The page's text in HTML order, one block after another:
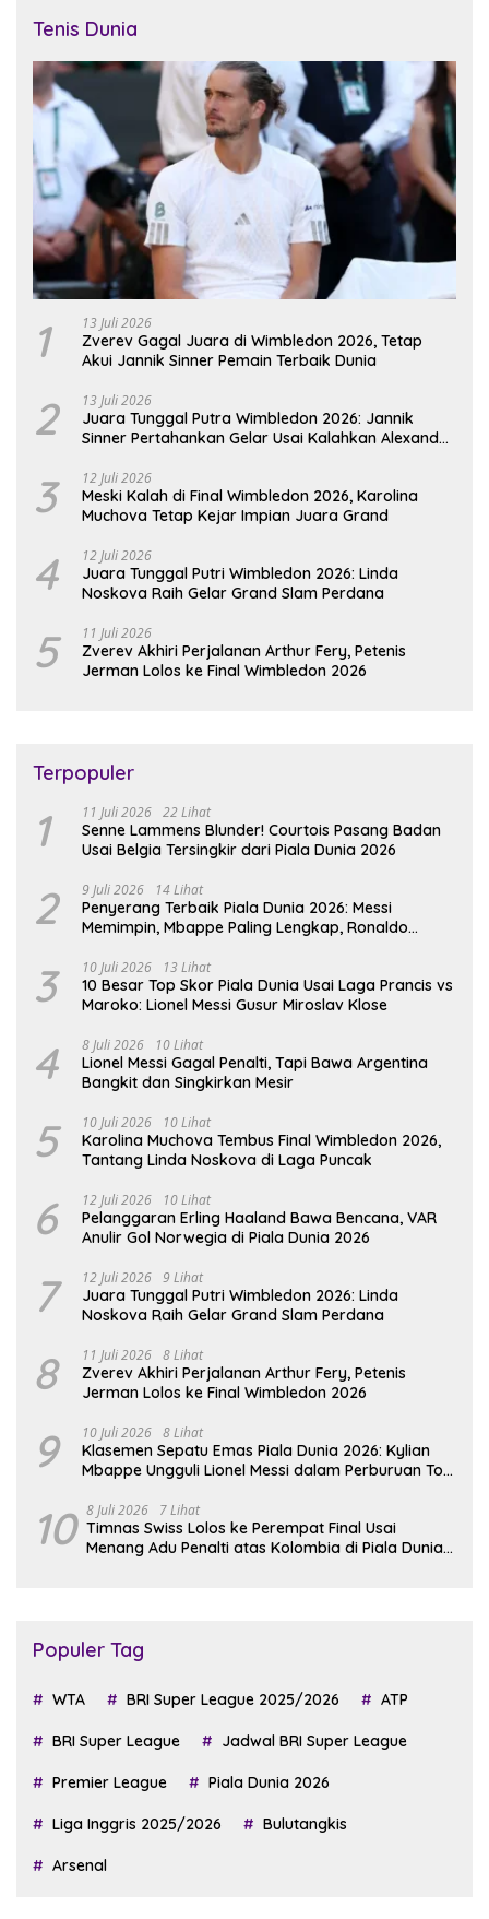
Tenis Dunia
1 13 Juli 2026
Zverev Gagal Juara di Wimbledon 2026, Tetap
Akui Jannik Sinner Pemain Terbaik Dunia
2 13 Juli 2026
Juara Tunggal Putra Wimbledon 2026: Jannik
Sinner Pertahankan Gelar Usai Kalahkan Alexander
3 12 Juli 2026
Meski Kalah di Final Wimbledon 2026, Karolina
Muchova Tetap Kejar Impian Juara Grand
4 12 Juli 2026
Juara Tunggal Putri Wimbledon 2026: Linda
Noskova Raih Gelar Grand Slam Perdana
5 11 Juli 2026
Zverev Akhiri Perjalanan Arthur Fery, Petenis
Jerman Lolos ke Final Wimbledon 2026
Terpopuler
1 11 Juli 2026 22 Lihat
Senne Lammens Blunder! Courtois Pasang Badan
Usai Belgia Tersingkir dari Piala Dunia 2026
2 9 Juli 2026 14 Lihat
Penyerang Terbaik Piala Dunia 2026: Messi
Memimpin, Mbappe Paling Lengkap, Ronaldo
3 10 Juli 2026 13 Lihat
10 Besar Top Skor Piala Dunia Usai Laga Prancis vs
Maroko: Lionel Messi Gusur Miroslav Klose
4 8 Juli 2026 10 Lihat
Lionel Messi Gagal Penalti, Tapi Bawa Argentina
Bangkit dan Singkirkan Mesir
5 10 Juli 2026 10 Lihat
Karolina Muchova Tembus Final Wimbledon 2026,
Tantang Linda Noskova di Laga Puncak
6 12 Juli 2026 10 Lihat
Pelanggaran Erling Haaland Bawa Bencana, VAR
Anulir Gol Norwegia di Piala Dunia 2026
7 12 Juli 2026 9 Lihat
Juara Tunggal Putri Wimbledon 2026: Linda
Noskova Raih Gelar Grand Slam Perdana
8 11 Juli 2026 8 Lihat
Zverev Akhiri Perjalanan Arthur Fery, Petenis
Jerman Lolos ke Final Wimbledon 2026
9 10 Juli 2026 8 Lihat
Klasemen Sepatu Emas Piala Dunia 2026: Kylian
Mbappe Ungguli Lionel Messi dalam Perburuan Top
10 8 Juli 2026 7 Lihat
Timnas Swiss Lolos ke Perempat Final Usai
Menang Adu Penalti atas Kolombia di Piala Dunia
Populer Tag
WTA BRI Super League 2025/2026 ATP
BRI Super League Jadwal BRI Super League
Premier League Piala Dunia 2026
Liga Inggris 2025/2026 Bulutangkis
Arsenal